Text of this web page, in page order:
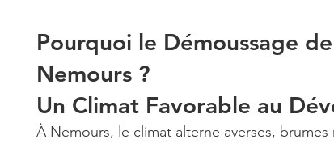
Pourquoi le Démoussage
Nemours ?
Un Climat Favorable au
À Nemours, le climat alterne averses,